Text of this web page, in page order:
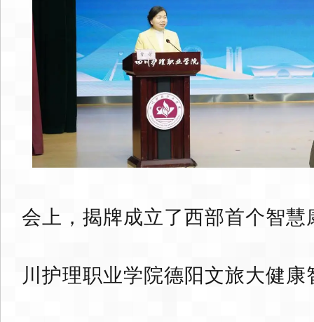
会上，揭牌成立了西部首个智
川护理职业学院德阳文旅大健